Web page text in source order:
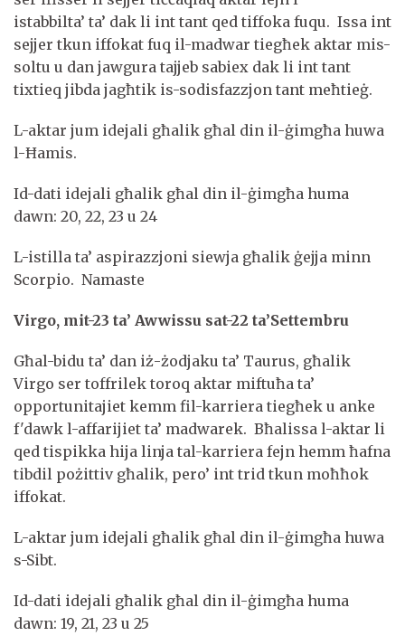
istabbilta’ ta’ dak li int tant qed tiffoka fuqu. Issa int
sejjer tkun iffokat fuq il-madwar tiegħek aktar mis-
soltu u dan jawgura tajjeb sabiex dak li int tant
tixtieq jibda jagħtik is-sodisfazzjon tant meħtieġ.
L-aktar jum idejali għalik għal din il-ġimgħa huwa
l-Ħamis.
Id-dati idejali għalik għal din il-ġimgħa huma
dawn: 20, 22, 23 u 24
L-istilla ta’ aspirazzjoni siewja għalik ġejja minn
Scorpio. Namaste
Virgo, mit-23 ta’ Awwissu sat-22 ta’Settembru
Għal-bidu ta’ dan iż-żodjaku ta’ Taurus, għalik
Virgo ser toffrilek toroq aktar miftuħa ta’
opportunitajiet kemm fil-karriera tiegħek u anke
f'dawk l-affarijiet ta’ madwarek. Bħalissa l-aktar li
qed tispikka hija linja tal-karriera fejn hemm ħafna
tibdil pożittiv għalik, pero’ int trid tkun moħħok
iffokat.
L-aktar jum idejali għalik għal din il-ġimgħa huwa
s-Sibt.
Id-dati idejali għalik għal din il-ġimgħa huma
dawn: 19, 21, 23 u 25